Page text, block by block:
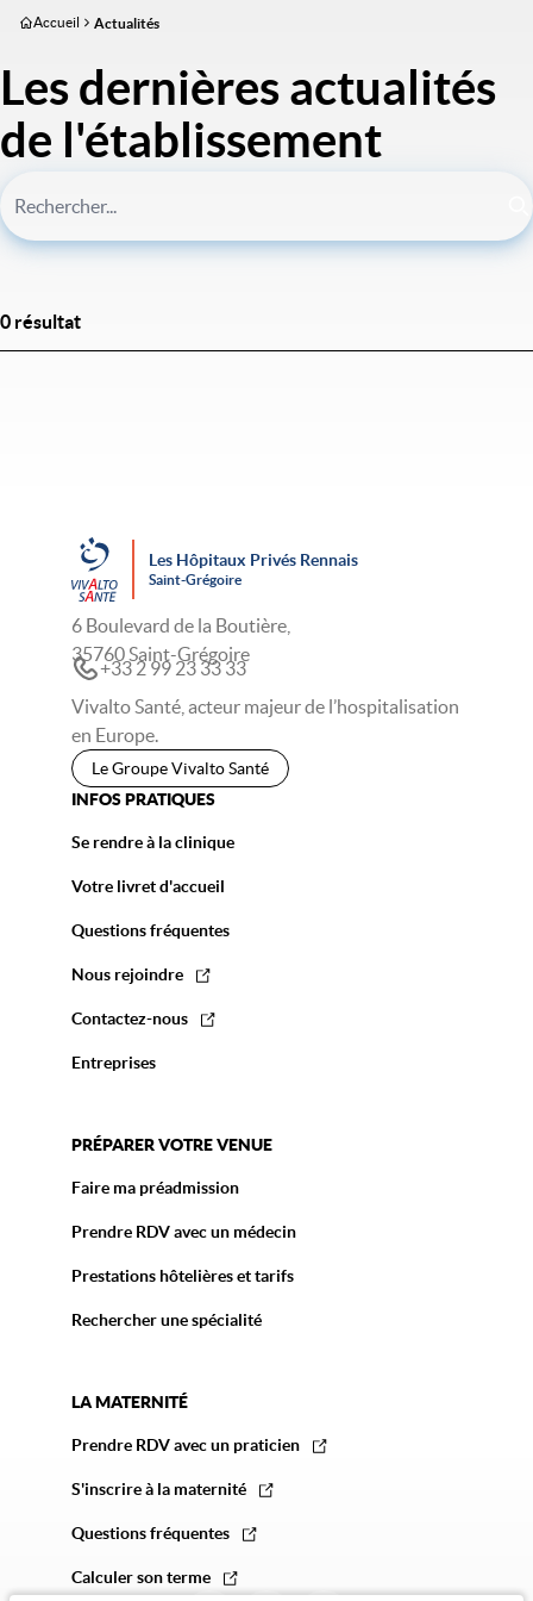
Aller
contenu
principal
Accueil Actualités
Les dernières actualités
de l'établissement
0 résultat
Les Hôpitaux Privés Rennais
Saint-Grégoire
6 Boulevard de la Boutière,
35760 Saint-Grégoire
+33 2 99 23 33 33
Vivalto Santé, acteur majeur de l’hospitalisation
en Europe.
Le Groupe Vivalto Santé
INFOS PRATIQUES
Se rendre à la clinique
Votre livret d'accueil
Questions fréquentes
Nous rejoindre
Contactez-nous
Entreprises
PRÉPARER VOTRE VENUE
Faire ma préadmission
Prendre RDV avec un médecin
Prestations hôtelières et tarifs
Rechercher une spécialité
LA MATERNITÉ
Prendre RDV avec un praticien
S'inscrire à la maternité
Questions fréquentes
Calculer son terme